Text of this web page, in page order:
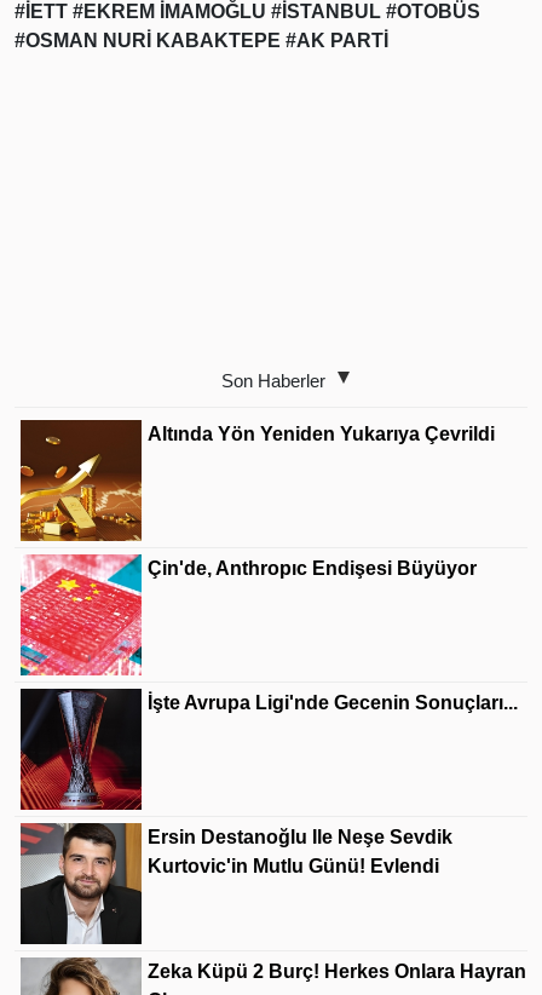
#İETT #EKREM İMAMOĞLU #İSTANBUL #OTOBÜS
#OSMAN NURİ KABAKTEPE #AK PARTİ
Son Haberler
Altında Yön Yeniden Yukarıya Çevrildi
Çin'de, Anthropıc Endişesi Büyüyor
İşte Avrupa Ligi'nde Gecenin Sonuçları...
Ersin Destanoğlu Ile Neşe Sevdik
Kurtovic'in Mutlu Günü! Evlendi
Zeka Küpü 2 Burç! Herkes Onlara Hayran